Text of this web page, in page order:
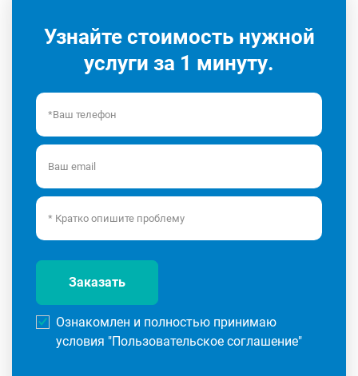
Узнайте стоимость нужной
услуги за 1 минуту.
Заказать
Ознакомлен и полностью принимаю
условия "Пользовательское соглашение"